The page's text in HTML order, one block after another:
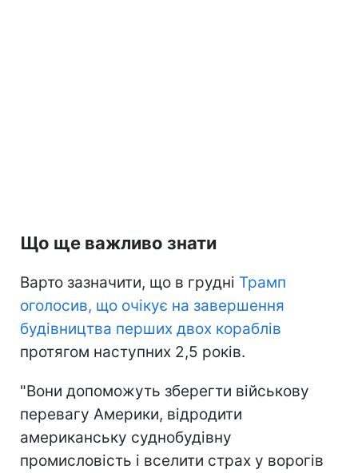
Що ще важливо знати
Варто зазначити, що в грудні Трамп
оголосив, що очікує на завершення
будівництва перших двох кораблів
протягом наступних 2,5 років.
"Вони допоможуть зберегти військову
перевагу Америки, відродити
американську суднобудівну
промисловість і вселити страх у ворогів